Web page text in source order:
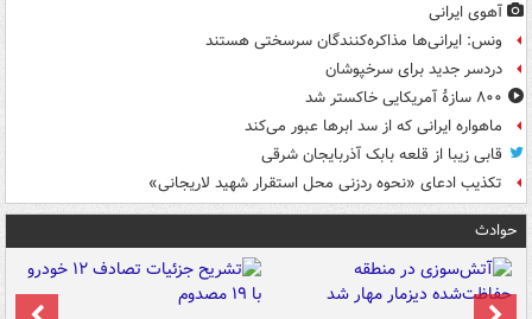
آهوی ایرانی
ونس: ایرانی‌ها مذاکره‌کنندگان سرسختی هستند
دردسر جدید برای سرخپوشان
۸۰۰ سازۀ آمریکایی خاکستر شد
ماهواره ایرانی که از سد ابرها عبور می‌کند
قابی زیبا از قلعه بابک آذربایجان شرقی
تکذیب ادعای «نحوه ردزنی محل استقرار شهید لاریجانی»
حوادث